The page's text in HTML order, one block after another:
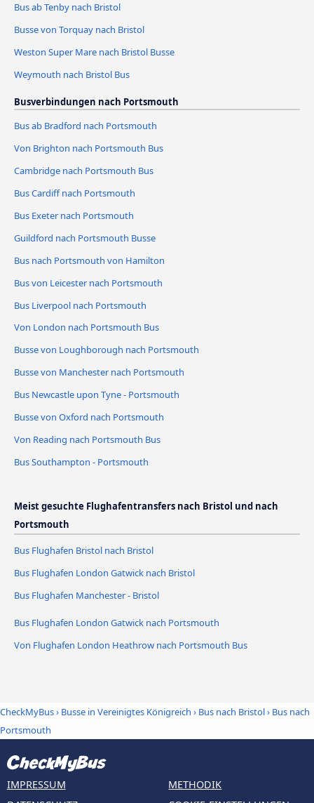
Bus ab Tenby nach Bristol
Busse von Torquay nach Bristol
Weston Super Mare nach Bristol Busse
Weymouth nach Bristol Bus
Busverbindungen nach Portsmouth
Bus ab Bradford nach Portsmouth
Von Brighton nach Portsmouth Bus
Cambridge nach Portsmouth Bus
Bus Cardiff nach Portsmouth
Bus Exeter nach Portsmouth
Guildford nach Portsmouth Busse
Bus nach Portsmouth von Hamilton
Bus von Leicester nach Portsmouth
Bus Liverpool nach Portsmouth
Von London nach Portsmouth Bus
Busse von Loughborough nach Portsmouth
Busse von Manchester nach Portsmouth
Bus Newcastle upon Tyne - Portsmouth
Busse von Oxford nach Portsmouth
Von Reading nach Portsmouth Bus
Bus Southampton - Portsmouth
Meist gesuchte Flughafentransfers nach Bristol und nach
Portsmouth
Bus Flughafen Bristol nach Bristol
Bus Flughafen London Gatwick nach Bristol
Bus Flughafen Manchester - Bristol
Bus Flughafen London Gatwick nach Portsmouth
Von Flughafen London Heathrow nach Portsmouth Bus
CheckMyBus› Busse in Vereinigtes Königreich › Bus nach Bristol› Bus nach
Portsmouth
IMPRESSUM
METHODIK